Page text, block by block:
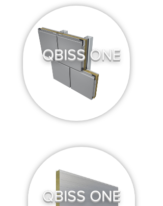
QBISS ONE
QBISS ONE